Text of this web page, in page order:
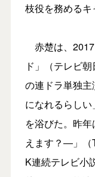
枝役を務めるキ
赤楚は、
ド」（テレビ
の連ドラ単独
になれるらし
を浴びた。昨
えます？―」（
K連続テレビ小